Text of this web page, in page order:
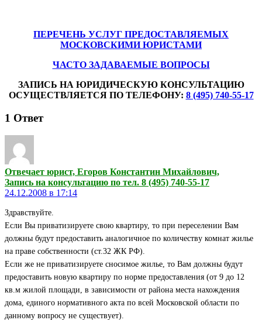
ПЕРЕЧЕНЬ УСЛУГ ПРЕДОСТАВЛЯЕМЫХ
МОСКОВСКИМИ ЮРИСТАМИ
ЧАСТО ЗАДАВАЕМЫЕ ВОПРОСЫ
ЗАПИСЬ НА ЮРИДИЧЕСКУЮ КОНСУЛЬТАЦИЮ
ОСУЩЕСТВЛЯЕТСЯ ПО ТЕЛЕФОНУ: 8 (495) 740-55-17
1 Ответ
Отвечает юрист, Егоров Константин Михайлович,
Запись на консультацию по тел. 8 (495) 740-55-17
24.12.2008 в 17:14
Здравствуйте.
Если Вы приватизируете свою квартиру, то при переселении Вам
должны будут предоставить аналогичное по количеству комнат жилье
на праве собственности (ст.32 ЖК РФ).
Если же не приватизируете сносимое жилье, то Вам должны будут
предоставить новую квартиру по норме предоставления (от 9 до 12
кв.м жилой площади, в зависимости от района места нахождения
дома, единого нормативного акта по всей Московской области по
данному вопросу не существует).